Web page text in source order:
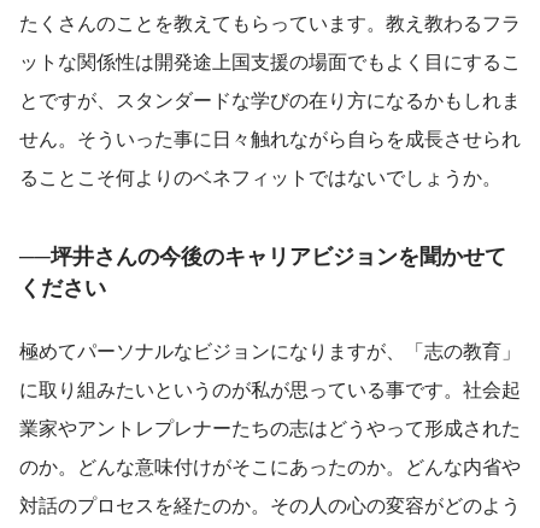
たくさんのことを教えてもらっています。教え教わるフラ
ットな関係性は開発途上国支援の場面でもよく目にするこ
とですが、スタンダードな学びの在り方になるかもしれま
せん。そういった事に日々触れながら自らを成長させられ
ることこそ何よりのベネフィットではないでしょうか。
──坪井さんの今後のキャリアビジョンを聞かせて
ください
極めてパーソナルなビジョンになりますが、「志の教育」
に取り組みたいというのが私が思っている事です。社会起
業家やアントレプレナーたちの志はどうやって形成された
のか。どんな意味付けがそこにあったのか。どんな内省や
対話のプロセスを経たのか。その人の心の変容がどのよう